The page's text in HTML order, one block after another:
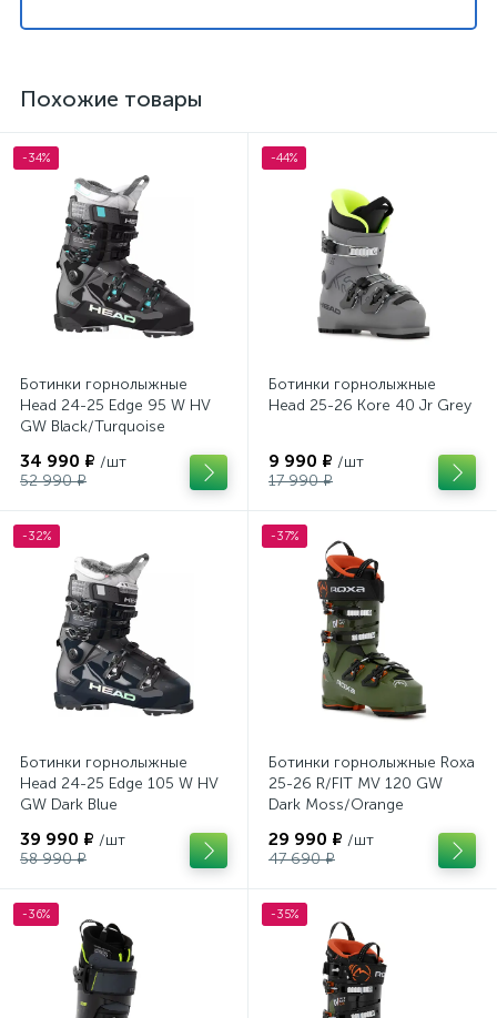
Похожие товары
-34%
Ботинки горнолыжные
Head 24-25 Edge 95 W HV
GW Black/Turquoise
34 990 ₽ /шт
52 990 ₽
-44%
Ботинки горнолыжные
Head 25-26 Kore 40 Jr Grey
9 990 ₽ /шт
17 990 ₽
-32%
Ботинки горнолыжные
Head 24-25 Edge 105 W HV
GW Dark Blue
39 990 ₽ /шт
58 990 ₽
-37%
Ботинки горнолыжные Roxa
25-26 R/FIT MV 120 GW
Dark Moss/Orange
29 990 ₽ /шт
47 690 ₽
-36% -35%